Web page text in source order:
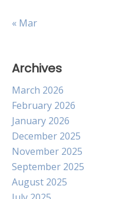
« Mar
Archives
March 2026
February 2026
January 2026
December 2025
November 2025
September 2025
August 2025